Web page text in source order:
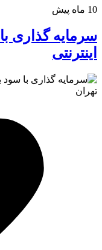
10 ماه پیش
سرمایه گذاری
اینترنتی
تهران